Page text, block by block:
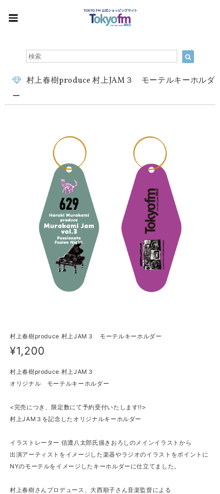
村上春樹produce 村上JAM３ モーテルキーホルダ
ー
村上春樹produce 村上JAM３ モーテルキーホルダー
¥1,200
村上春樹produce 村上JAM３
オリジナル モーテルキーホルダー
<完売につき、限定数にて予約受付いたします!!>
村上JAM３を記念したオリジナルキーホルダー
イラストレーター 信濃八太郎氏描きおろしのメインイラストから
出演アーティストをイメージした楽器やラジオのイラストをポイントに
NYのモーテルをイメージしたキーホルダーに仕立てました。
村上春樹さんプロデュース、大西順子さん音楽監督による